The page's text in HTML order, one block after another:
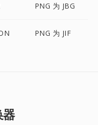
PNG 为 JBG
PNG 为 JIF
器